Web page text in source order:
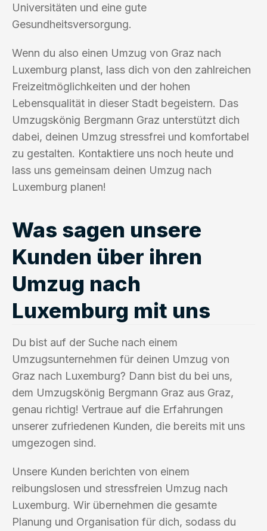
Universitäten und eine gute
Gesundheitsversorgung.
Wenn du also einen Umzug von Graz nach
Luxemburg planst, lass dich von den zahlreichen
Freizeitmöglichkeiten und der hohen
Lebensqualität in dieser Stadt begeistern. Das
Umzugskönig Bergmann Graz unterstützt dich
dabei, deinen Umzug stressfrei und komfortabel
zu gestalten. Kontaktiere uns noch heute und
lass uns gemeinsam deinen Umzug nach
Luxemburg planen!
Was sagen unsere
Kunden über ihren
Umzug nach
Luxemburg mit uns
Du bist auf der Suche nach einem
Umzugsunternehmen für deinen Umzug von
Graz nach Luxemburg? Dann bist du bei uns,
dem Umzugskönig Bergmann Graz aus Graz,
genau richtig! Vertraue auf die Erfahrungen
unserer zufriedenen Kunden, die bereits mit uns
umgezogen sind.
Unsere Kunden berichten von einem
reibungslosen und stressfreien Umzug nach
Luxemburg. Wir übernehmen die gesamte
Planung und Organisation für dich, sodass du